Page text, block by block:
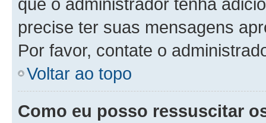
precise ter suas mensagens
Por favor, contate o
Voltar ao topo
Como eu posso ressuscitar